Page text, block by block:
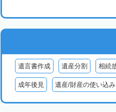
遺言書作成 遺産分割 相続
成年後見 遺産/財産の使い込